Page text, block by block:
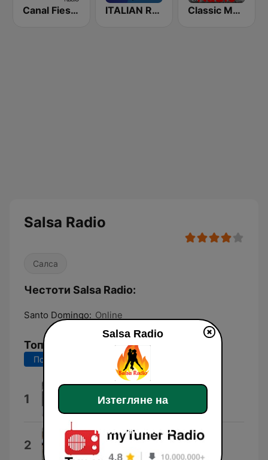
Canal Fiesta Radio ITALIAN RADIO - ITALIAN.radio Classic Metal Radio
Salsa Radio
Салса
Честоти Salsa Radio:
Santo Domingo: Online
Топ песни
Последните 7 дни Последните 30 дни
1 Alex Matos
2 Lupita
Chiquito Team Band
Salsa Radio
Изтегляне на
приложението